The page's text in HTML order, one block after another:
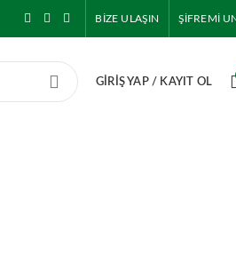
BİZE ULAŞIN ŞİFREMİ
GIRIŞ YAP / KAYIT OL